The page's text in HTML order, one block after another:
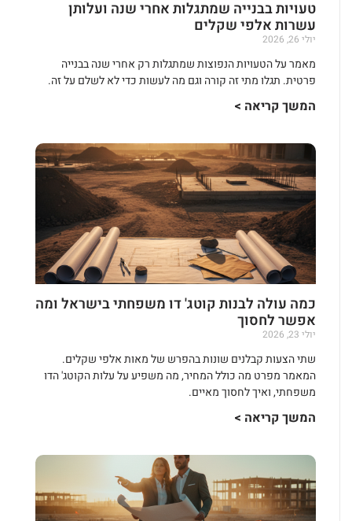
טעויות בבנייה שמתגלות אחרי שנה ועלותן
עשרות אלפי שקלים
יולי 26, 2026
מאמר על הטעויות הנפוצות שמתגלות רק אחרי שנה בבנייה
פרטית. תגלו מתי זה קורה וגם מה לעשות כדי לא לשלם על זה.
המשך קריאה >
כמה עולה לבנות קוטג' דו משפחתי בישראל ומה
אפשר לחסוך
יולי 23, 2026
שתי הצעות קבלנים שונות בהפרש של מאות אלפי שקלים.
המאמר מפרט מה כולל המחיר, מה משפיע על עלות הקוטג' הדו
משפחתי, ואיך לחסוך מאיים.
המשך קריאה >